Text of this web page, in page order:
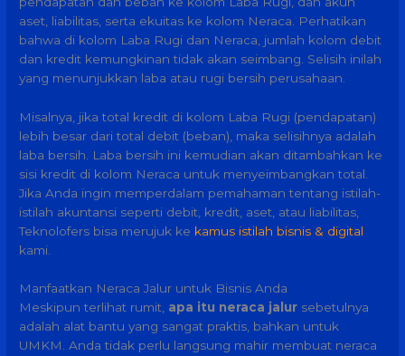
aset, liabilitas, serta ekuitas ke kolom Neraca. Perhatikan
bahwa di kolom Laba Rugi dan Neraca, jumlah kolom debit
dan kredit kemungkinan tidak akan seimbang. Selisih inilah
yang menunjukkan laba atau rugi bersih perusahaan.
Misalnya, jika total kredit di kolom Laba Rugi (pendapatan)
lebih besar dari total debit (beban), maka selisihnya adalah
laba bersih. Laba bersih ini kemudian akan ditambahkan ke
sisi kredit di kolom Neraca untuk menyeimbangkan total.
Jika Anda ingin memperdalam pemahaman tentang istilah-
istilah akuntansi seperti debit, kredit, aset, atau liabilitas,
Teknolofers bisa merujuk ke kamus istilah bisnis & digital
kami.
Manfaatkan Neraca Jalur untuk Bisnis Anda
Meskipun terlihat rumit, apa itu neraca jalur sebetulnya
adalah alat bantu yang sangat praktis, bahkan untuk
UMKM. Anda tidak perlu langsung mahir membuat neraca